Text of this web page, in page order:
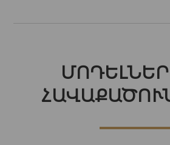
ՄՈԴԵԼՆԵՐ